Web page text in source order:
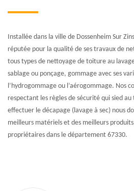
Installée dans la ville de Dossenheim Sur
réputée pour la qualité de ses travaux de
tous types de nettoyage de toiture au
sablage ou ponçage, gommage avec ses
l’hydrogommage ou l’aérogommage. Nos
respectant les règles de sécurité qui sied
effectuer le décapage (lavage à sec) nous
meilleurs matériels et des meilleurs
propriétaires dans le département 67330.